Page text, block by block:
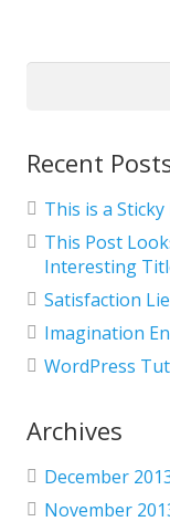
Recent
This is a
This Post
Interesting
Satisfaction
Imagination
WordPress
Archives
December
November